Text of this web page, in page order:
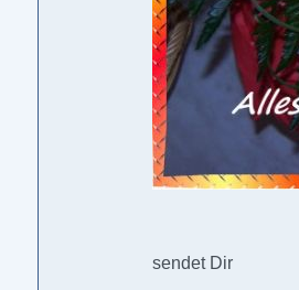
sendet Dir